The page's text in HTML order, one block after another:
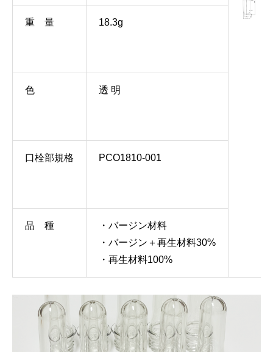
重 量 18.3g
色 透 明
口栓部規格 PCO1810-001
品 種
・バージン材料
・バージン＋再生材料30%
・再生材料100%